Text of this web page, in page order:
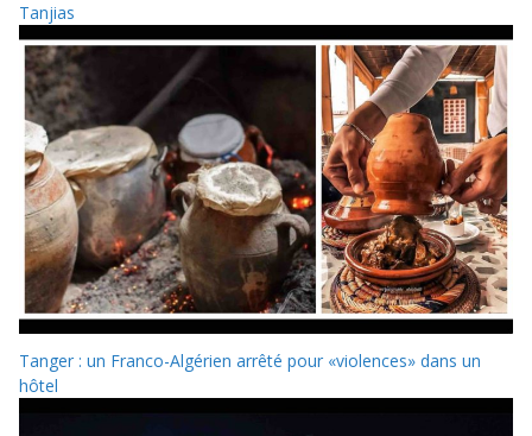
Tanjias
Tanger : un Franco-Algérien arrêté pour «violences» dans un
hôtel